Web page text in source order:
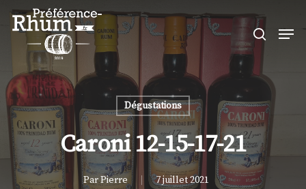
Skip
content
search
Dégustations
Caroni 12-15-17-21
ParPierre 7 juillet 2021
Close